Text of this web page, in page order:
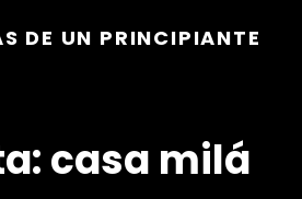
DE UN PRINCIPIANTE
casa milá